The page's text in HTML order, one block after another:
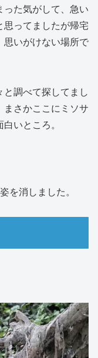
った気がして、急い
思ってましたが帰宅
思いがけない場所で
調べて探してまし
まさかここにミソサ
いところ。
を消しました。